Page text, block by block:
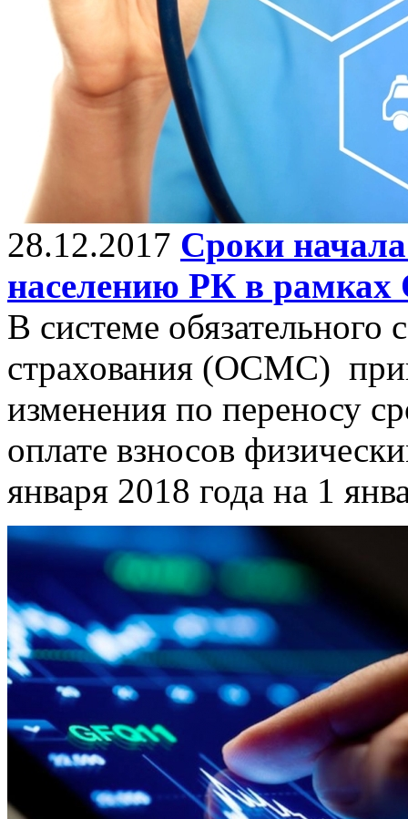
28.12.2017 Сроки
населению РК в
В системе обязательного
страхования (ОСМС)
изменения по переносу
оплате взносов
января 2018 года на 1